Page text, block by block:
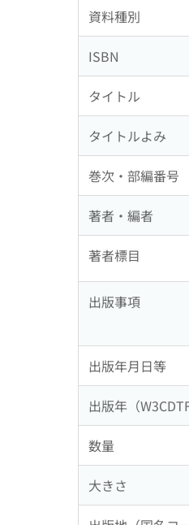
資料種別
ISBN
タイトル
タイトルよみ
巻次・部編番号
著者・編者
著者標目
出版事項
出版年月日等
出版年（W3CDTF
数量
大きさ